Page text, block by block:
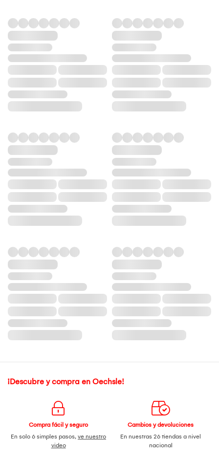
¡Descubre y compra en Oechsle!
Compra fácil y seguro
En solo 6 simples pasos, ve nuestro
video
Cambios y devoluciones
En nuestras 26 tiendas a nivel
nacional